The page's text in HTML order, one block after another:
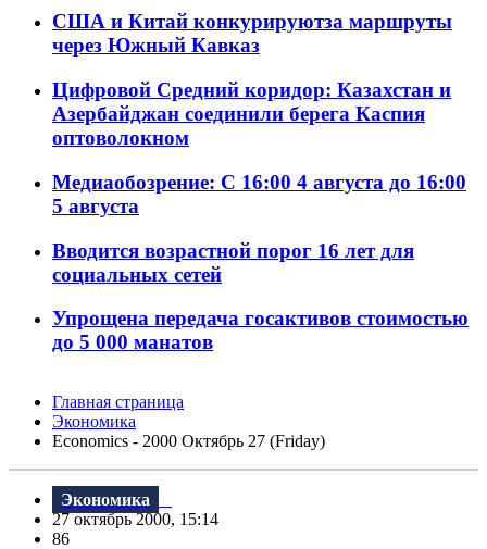
США и Китай конкурируютза маршруты
через Южный Кавказ
Цифровой Средний коридор: Казахстан и
Азербайджан соединили берега Каспия
оптоволокном
Медиаобозрение: С 16:00 4 августа до 16:00
5 августа
Вводится возрастной порог 16 лет для
социальных сетей
Упрощена передача госактивов стоимостью
до 5 000 манатов
Главная страница
Экономика
Economics - 2000 Октябрь 27 (Friday)
Экономика
27 октябрь 2000, 15:14
86